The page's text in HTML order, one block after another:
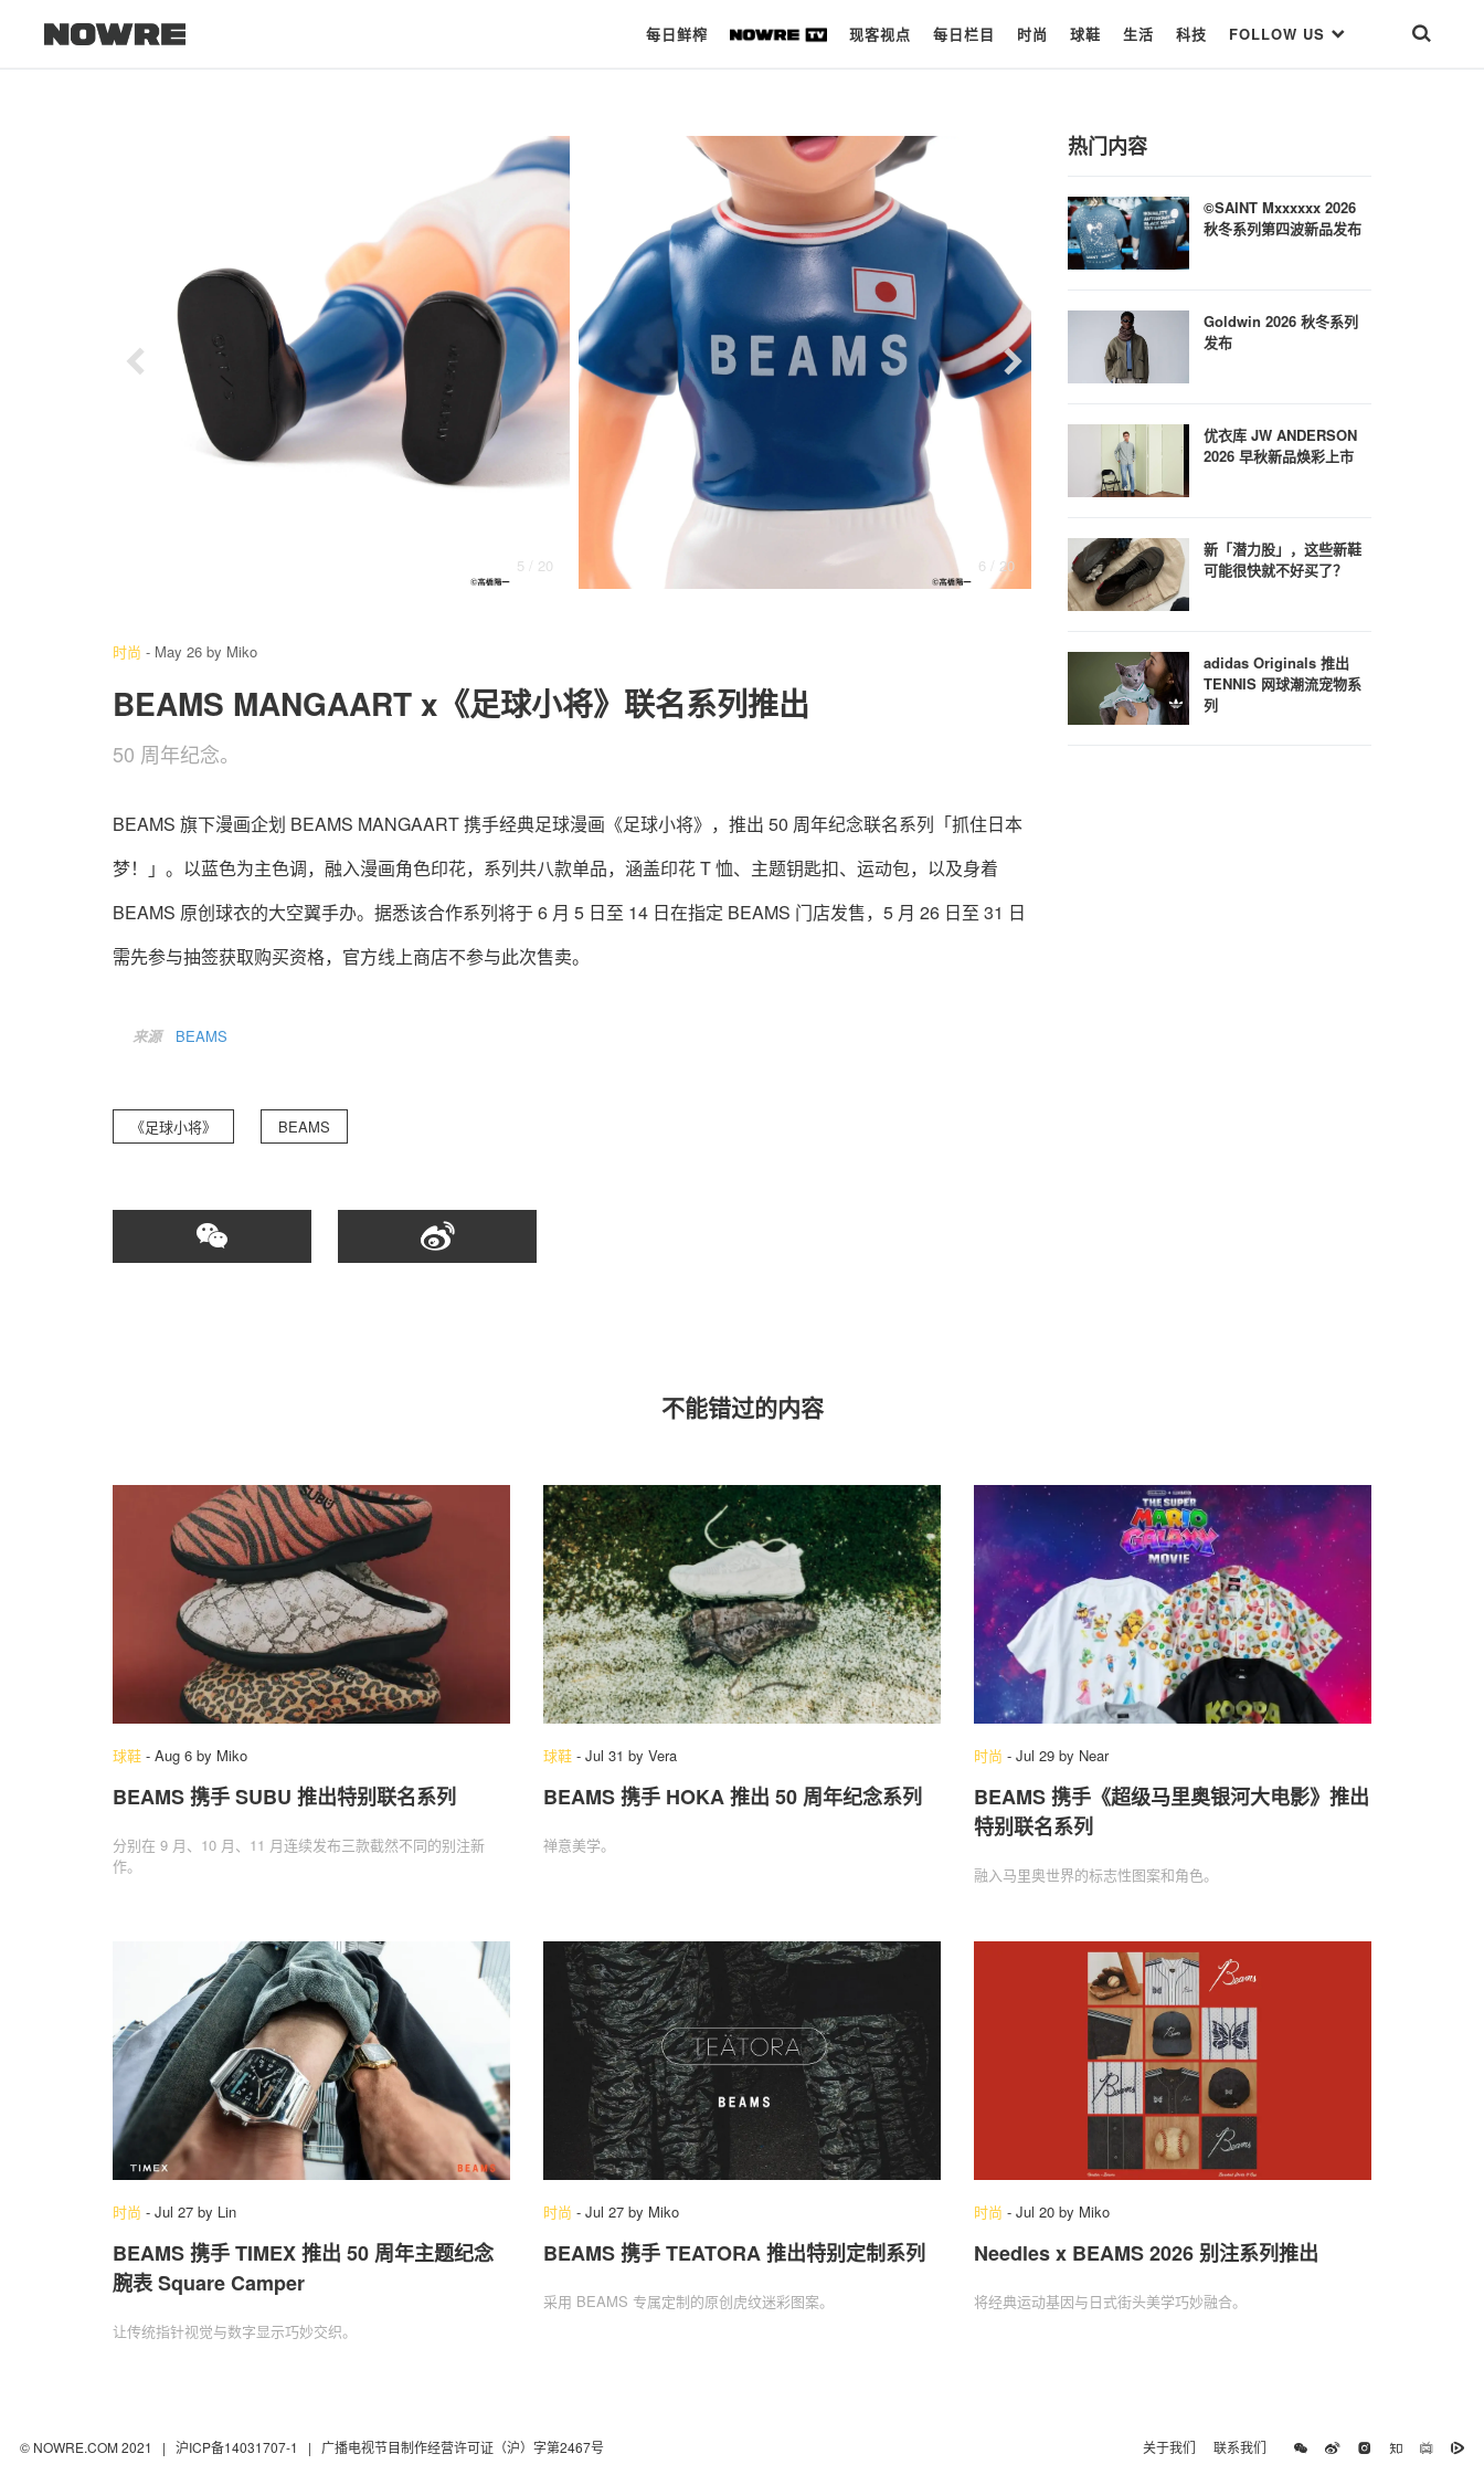
每日鲜榨 现客视点 每日栏目 时尚 球鞋 生活 科技 FOLLOW US
现客视点
每日栏目
球 鞋
生 活
5 / 20 6 / 20
时尚 - May 26 by Miko
BEAMS MANGAART x《足球小将》联名系列推出
50 周年纪念。
BEAMS 旗下漫画企划 BEAMS MANGAART 携手经典足球漫画《足球小将》，推出 50 周年纪念联名系列「抓住日本
梦！」。以蓝色为主色调，融入漫画角色印花，系列共八款单品，涵盖印花 T 恤、主题钥匙扣、运动包，以及身着
BEAMS 原创球衣的大空翼手办。据悉该合作系列将于 6 月 5 日至 14 日在指定 BEAMS 门店发售，5 月 26 日至 31 日
需先参与抽签获取购买资格，官方线上商店不参与此次售卖。
来源 BEAMS
《足球小将》 BEAMS
热门内容
©SAINT Mxxxxxx 2026
秋冬系列第四波新品发布
Goldwin 2026 秋冬系列
发布
优衣库 JW ANDERSON
2026 早秋新品焕彩上市
新「潜力股」，这些新鞋
可能很快就不好买了？
adidas Originals 推出
TENNIS 网球潮流宠物系
列
不能错过的内容
球鞋 - Aug 6 by Miko
BEAMS 携手 SUBU 推出特别联名系列
分别在 9 月、10 月、11 月连续发布三款截然不同的别注新
作。
球鞋 - Jul 31 by Vera
BEAMS 携手 HOKA 推出 50 周年纪念系列
禅意美学。
时尚 - Jul 29 by Near
BEAMS 携手《超级马里奥银河大电影》推出
特别联名系列
融入马里奥世界的标志性图案和角色。
时尚 - Jul 27 by Lin
BEAMS 携手 TIMEX 推出 50 周年主题纪念
腕表 Square Camper
让传统指针视觉与数字显示巧妙交织。
时尚 - Jul 27 by Miko
BEAMS 携手 TEATORA 推出特别定制系列
采用 BEAMS 专属定制的原创虎纹迷彩图案。
时尚 - Jul 20 by Miko
Needles x BEAMS 2026 别注系列推出
将经典运动基因与日式街头美学巧妙融合。
© NOWRE.COM 2021 | 沪ICP备14031707-1 | 广播电视节目制作经营许可证（沪）字第2467号 关于我们 联系我们